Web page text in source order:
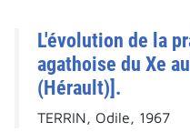
L'évolution de la
agathoise du Xe
(Hérault)].
TERRIN, Odile, 1967